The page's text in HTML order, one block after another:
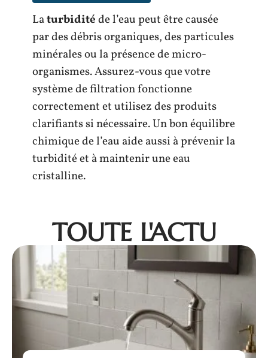
Laturbiditéde l’eau peut être causée
par des débris organiques, des particules
minérales ou la présence de micro-
organismes. Assurez-vous que votre
système de filtration fonctionne
correctement et utilisez des produits
clarifiants si nécessaire. Un bon équilibre
chimique de l’eau aide aussi à prévenir la
turbidité et à maintenir une eau
cristalline.
TOUTE L'ACTU